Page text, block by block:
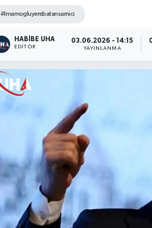
#Imamogluyerebatansarnici
HABİBE UHA
EDITÖR
03.06.2026 - 14:15
YAYINLANMA